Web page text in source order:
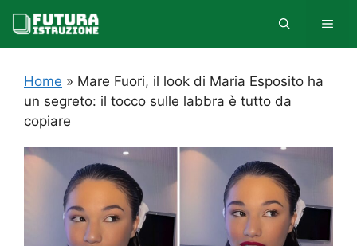
contenuto
Home » Mare Fuori, il look di Maria Esposito ha
un segreto: il tocco sulle labbra è tutto da
copiare